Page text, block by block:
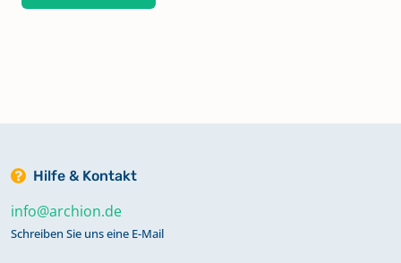
Hilfe & Kontakt
info@archion.de
Schreiben Sie uns eine E-Mail